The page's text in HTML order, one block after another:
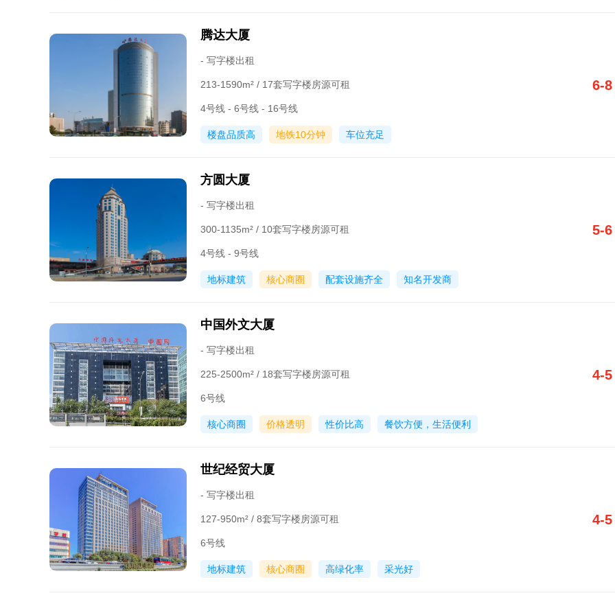
腾达大厦
- 写字楼出租
213-1590m² / 17套写字楼房源可租
4号线 - 6号线 - 16号线
楼盘品质高 地铁10分钟 车位充足
6-8
方圆大厦
- 写字楼出租
300-1135m² / 10套写字楼房源可租
4号线 - 9号线
地标建筑 核心商圈 配套设施齐全 知名开发商
5-6
中国外文大厦
- 写字楼出租
225-2500m² / 18套写字楼房源可租
6号线
核心商圈 价格透明 性价比高 餐饮方便，生活便利
4-5
世纪经贸大厦
- 写字楼出租
127-950m² / 8套写字楼房源可租
6号线
地标建筑 核心商圈 高绿化率 采光好
4-5